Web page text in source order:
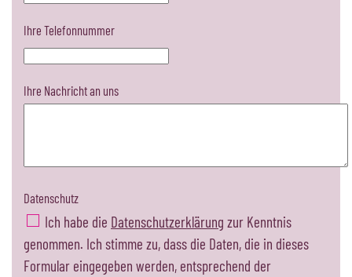
Ihre Telefonnummer
Ihre Nachricht an uns
Datenschutz
Ich habe die Datenschutzerklärung zur Kenntnis
genommen. Ich stimme zu, dass die Daten, die in dieses
Formular eingegeben werden, entsprechend der